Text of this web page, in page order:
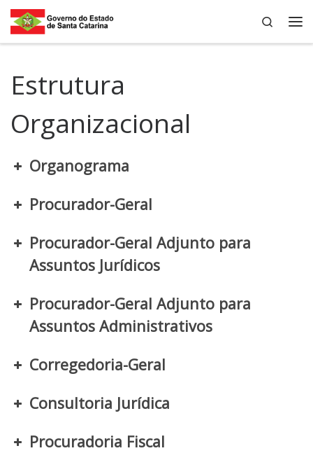
Skip to content
Search
Estrutura
Organizacional
Organograma
Procurador-Geral
Procurador-Geral Adjunto para
Assuntos Jurídicos
Procurador-Geral Adjunto para
Assuntos Administrativos
Corregedoria-Geral
Consultoria Jurídica
Procuradoria Fiscal